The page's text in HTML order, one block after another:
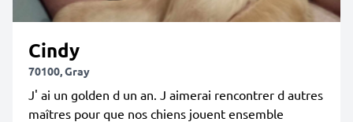
Cindy
70100, Gray
J' ai un golden d un an. J aimerai rencontrer d autres
maîtres pour que nos chiens jouent ensemble